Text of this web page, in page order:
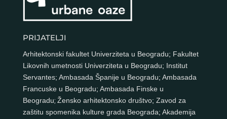
PRIJATELJI
Arhitektonski fakultet Univerziteta u Beogradu; Fakultet
Likovnih umetnosti Univerziteta u Beogradu; Institut
Servantes; Ambasada Španije u Beogradu; Ambasada
Francuske u Beogradu; Ambasada Finske u
Beogradu; Žensko arhitektonsko društvo; Zavod za
zaštitu spomenika kulture grada Beograda; Akademija